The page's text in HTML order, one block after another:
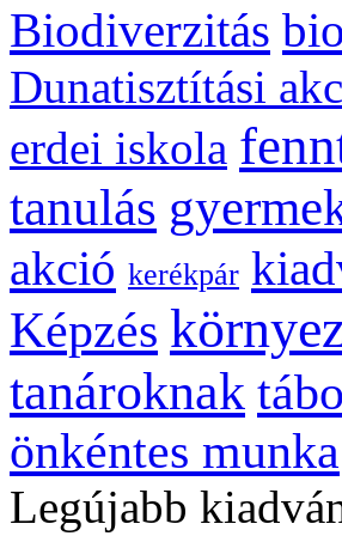
Biodiverzitás
Dunatisztítási
erdei iskola
tanulás
akció kerékpár
Képzés
tanároknak
önkéntes munka
Legújabb